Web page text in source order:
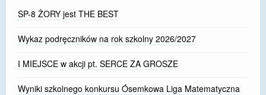
SP-8 ŻORY jest THE BEST
Wykaz podręczników na rok szkolny 2026/2027
I MIEJSCE w akcji pt. SERCE ZA GROSZE
Wyniki szkolnego konkursu Ósemkowa Liga Matematyczna